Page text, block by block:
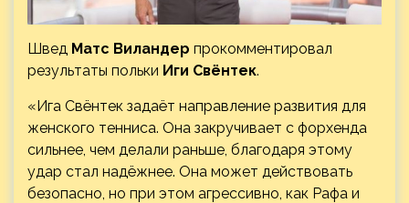
Швед Матс Виландер прокомментировал
результаты польки Иги Свёнтек.
«Ига Свёнтек задаёт направление развития для
женского тенниса. Она закручивает с форхенда
сильнее, чем делали раньше, благодаря этому
удар стал надёжнее. Она может действовать
безопасно, но при этом агрессивно, как Рафа и